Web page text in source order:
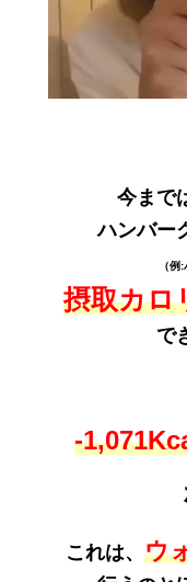
今まで
ハンバー
（
摂取カロ
で
-
これは、 ウ